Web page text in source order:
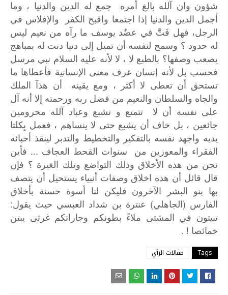
شؤون وان آلله بالغ أمره جمع له الدين والدنيا ، وما
أجمل الدين والدنيا إذا اجتمعا واقبح الكفر والإفلاس في
الرجل، فهل فَتَّ في عضُد يوسف ما رآه من نعيم ليس
له حدود ؟ وسمح لنفسه أن تميل إلى دنيا دنت له بمباهج
يصعب وصفها؟ بالطبع لا ، لا لأنه عليه السلام نبي مرسل
فحسب بل لأنه إنسان عرف معنى الإنسانية فأعطاها ما
تستحق أن تعطى لا أكثر ، ومع يقينه أن هذآ
الملك
والجاه والسلطان والنعيم من فضل ربه ورحمته إلا أنه آل
على نفسه أن لا تتمتع و تشبع وعباد آلله محرومين
جائعين ، بل خاف أن يشبع حتى لا ينساهم ، فعمل بِكلتا
يديه واجهد نفسه بالتفكير والتخطيط والتدبر لينقذ أحبائه
الفقراء والمعوزين من سنوات القحط العجاف ... فأين
نحن من هذه الأخلاق وذلك التواضع وتلك الغيرة ؟ فإن
قال قائل أن هذه اخلاق وصفات أنبياء يستحيل أن يتصف
بها
بنو البشر الآخرون فليكن لنا أسوة حسنة
بأخلاق
الفارس (الجاهلي) عنترة بن شداد العبسي حيث يقول:
تبيتون في المشتى ملاءً بطونكم وجاراتكم غرثى يبتن
خمائصا ! .
Tags مقالات الرأي